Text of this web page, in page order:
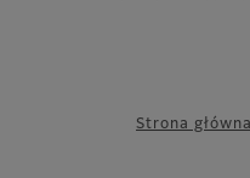
Strona główna